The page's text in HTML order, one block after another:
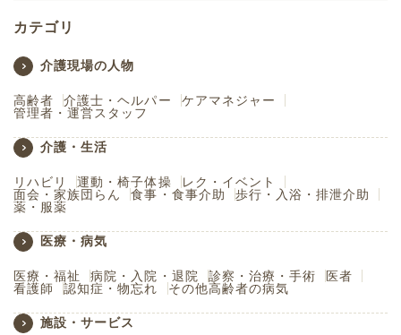
カテゴリ
介護現場の人物
高齢者 介護士・ヘルパー
ケアマネジャー
管理者・運営スタッフ
介護・生活
リハビリ 運動・椅子体操
レク・イベント
面会・家族団らん
食事・食事介助
歩行・入浴・排泄介助
薬・服薬
医療・病気
医療・福祉 病院・入院・退院 診察・治療・手術
医者
看護師
認知症・物忘れ その他高齢者の病気
施設・サービス